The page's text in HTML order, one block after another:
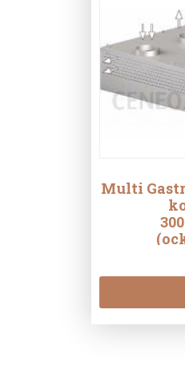
Multi